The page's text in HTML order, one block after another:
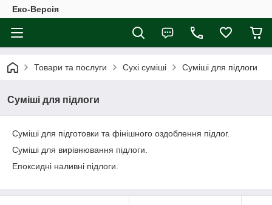
Еко-Версія
Товари та послуги Сухі суміші Суміші для підлоги
Суміші для підлоги
Суміші для підготовки та фінішного оздоблення підлог.
Суміші для вирівнювання підлоги.
Епоксидні наливні підлоги.